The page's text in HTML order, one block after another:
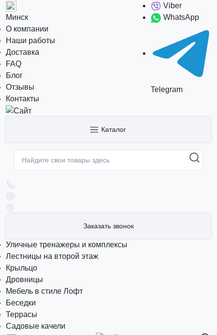
Минск
О компании
Наши работы
Доставка
FAQ
Блог
Отзывы
Контакты
Viber
WhatsApp
Telegram
Каталог
Заказать звонок
Уличные тренажеры и комплексы
Лестницы на второй этаж
Крыльцо
Дровницы
Мебель в стиле Лофт
Беседки
Террасы
Садовые качели